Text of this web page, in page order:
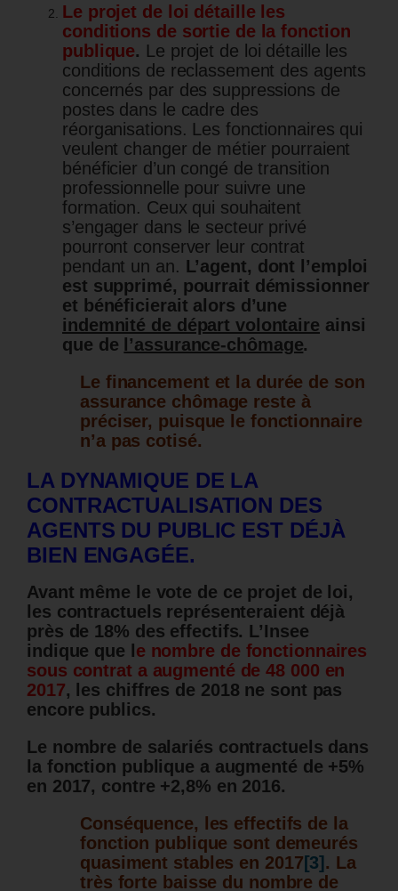
Le projet de loi détaille les
conditions de sortie de la fonction
publique. Le projet de loi détaille les
conditions de reclassement des agents
concernés par des suppressions de
postes dans le cadre des
réorganisations. Les fonctionnaires qui
veulent changer de métier pourraient
bénéficier d’un congé de transition
professionnelle pour suivre une
formation. Ceux qui souhaitent
s’engager dans le secteur privé
pourront conserver leur contrat
pendant un an. L’agent, dont l’emploi
est supprimé, pourrait démissionner
et bénéficierait alors d’une
indemnité de départ volontaire ainsi
que de l’assurance-chômage.
Le financement et la durée de son
assurance chômage reste à
préciser, puisque le fonctionnaire
n’a pas cotisé.
LA DYNAMIQUE DE LA
CONTRACTUALISATION DES
AGENTS DU PUBLIC EST DÉJÀ
BIEN ENGAGÉE.
Avant même le vote de ce projet de loi,
les contractuels représenteraient déjà
près de 18% des effectifs. L’Insee
indique que l e nombre de fonctionnaires
sous contrat a augmenté de 48 000 en
2017, les chiffres de 2018 ne sont pas
encore publics.
Le nombre de salariés contractuels dans
la fonction publique a augmenté de +5%
en 2017, contre +2,8% en 2016.
Conséquence, les effectifs de la
fonction publique sont demeurés
quasiment stables en 2017 [3] . La
très forte baisse du nombre de